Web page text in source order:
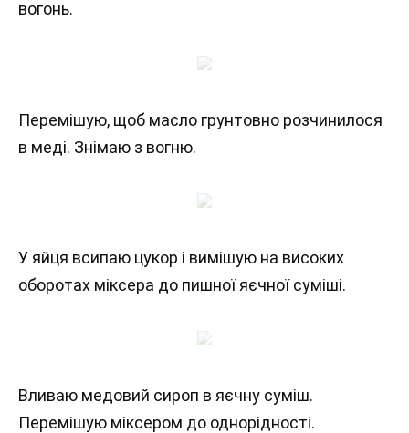
вогонь.
Перемішую, щоб масло грунтовно розчинилося
в меді. Знімаю з вогню.
У яйця всипаю цукор і вимішую на високих
оборотах міксера до пишної яєчної суміші.
Вливаю медовий сироп в яєчну суміш.
Перемішую міксером до однорідності.